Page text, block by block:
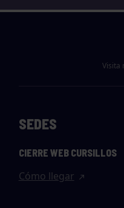
Visita
SEDES
CIERRE WEB CURSILLOS
Cómo llegar